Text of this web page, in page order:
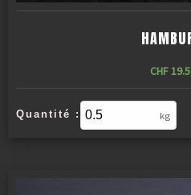
CHF
Quantité : kg